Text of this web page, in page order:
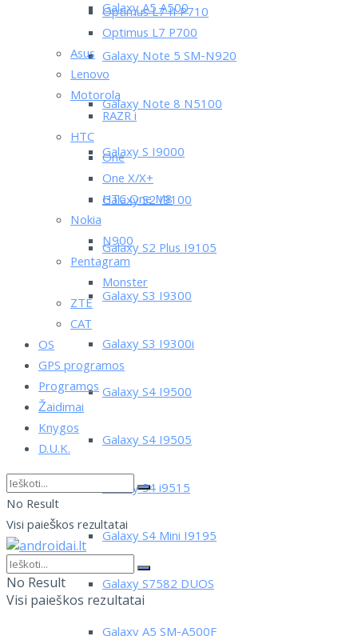
Galaxy A5 A500
Galaxy Note 5 SM-N920
Galaxy Note 8 N5100
Galaxy S I9000
Galaxy S2 I9100
Galaxy S2 Plus I9105
Galaxy S3 I9300
Galaxy S3 I9300i
Galaxy S4 I9500
Galaxy S4 I9505
Galaxy S4 i9515
Galaxy S4 Mini I9195
Galaxy S7582 DUOS
Optimus L7 II P710
Optimus L7 P700
Asus
Lenovo
Motorola
RAZR i
HTC
One
One X/X+
HTC One M8
Nokia
N900
Pentagram
Monster
ZTE
CAT
OS
GPS programos
Programos
Žaidimai
Knygos
D.U.K.
No Result
Visi paieškos rezultatai
No Result
Visi paieškos rezultatai